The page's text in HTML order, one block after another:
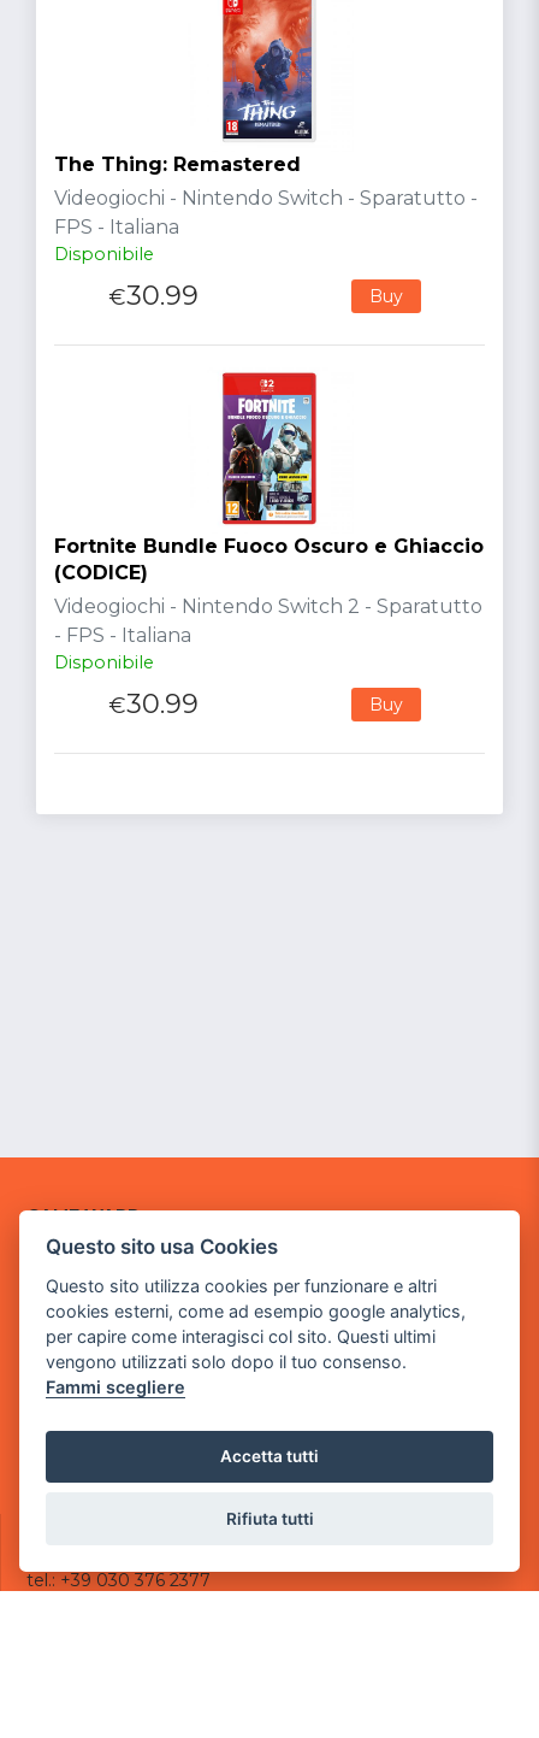
The Thing: Remastered
Videogiochi - Nintendo Switch - Sparatutto -
FPS - Italiana
Disponibile
€30.99 Buy
Fortnite Bundle Fuoco Oscuro e Ghiaccio
(CODICE)
Videogiochi - Nintendo Switch 2 - Sparatutto
- FPS - Italiana
Disponibile
€30.99 Buy
GAME WARP
BY POWER GAME SRL
Sede Legale
via Villaggio dei Platani, 3
- 25014 Castenedolo, Brescia
Sede Operativa
Partita iva 03308130982
Cod. SDI: USAL8PV
tel.: +39 030 376 2377
Questo sito usa Cookies
Questo sito utilizza cookies per funzionare e altri
cookies esterni, come ad esempio google analytics,
per capire come interagisci col sito. Questi ultimi
vengono utilizzati solo dopo il tuo consenso.
Fammi scegliere
Accetta tutti
Rifiuta tutti